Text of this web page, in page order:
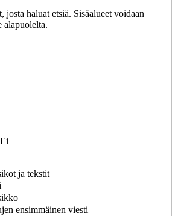
josta haluat etsiä. Sisäalueet voidaan
alapuolelta.
Ei
ja tekstit
ensimmäinen viesti